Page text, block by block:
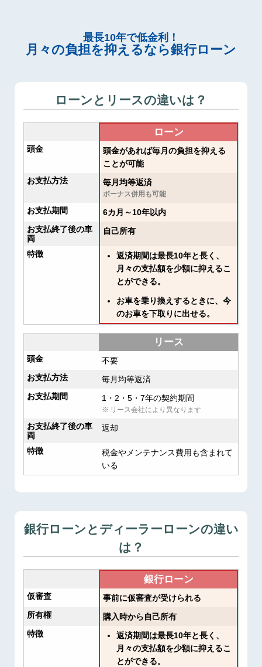
最長10年で低金利！
月々の負担を抑えるなら銀行ローン
ローンとリースの違いは？
ローン
頭金
頭金があれば毎月の負担を抑える
ことが可能
お支払方法
毎月均等返済
ボーナス併用も可能
お支払期間
6カ月～10年以内
お支払終了後の車
両
自己所有
特徴
返済期間は最長10年と長く、
月々の支払額を少額に抑えるこ
とができる。
お車を乗り換えするときに、今
のお車を下取りに出せる。
リース
頭金
不要
お支払方法
毎月均等返済
お支払期間
1・2・5・7年の契約期間
リース会社により異なります
お支払終了後の車
両
返却
特徴
税金やメンテナンス費用も含まれて
いる
銀行ローンとディーラーローンの違い
は？
銀行ローン
仮審査
事前に仮審査が受けられる
所有権
購入時から自己所有
特徴
返済期間は最長10年と長く、
月々の支払額を少額に抑えるこ
とができる。